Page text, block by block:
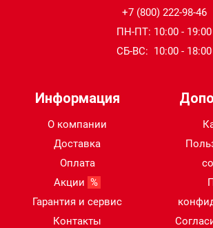
+7 (800) 222-98-46
ПН-ПТ: 10:00 - 19:00
СБ-ВС: 10:00 - 18:00
Информация
О компании
Доставка
Оплата
Акции %
Гарантия и сервис
Контакты